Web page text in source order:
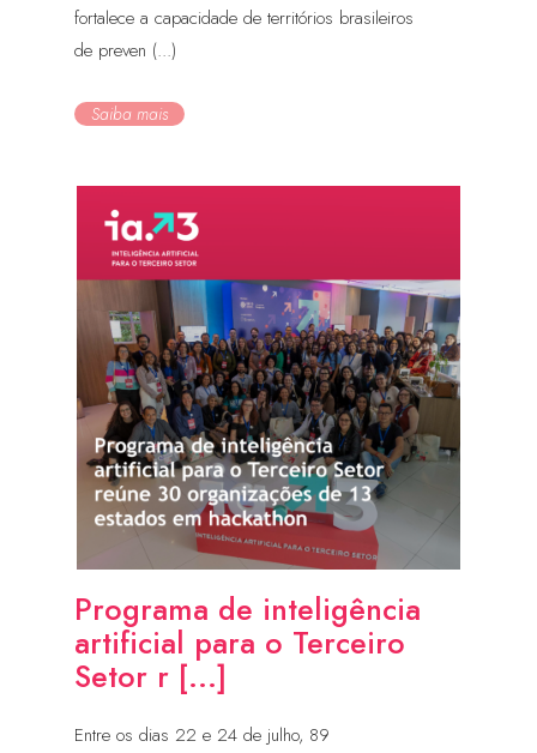
fortalece a capacidade de territórios brasileiros
de preven (...)
Saiba mais
Programa de inteligência
artificial para o Terceiro
Setor r [...]
Entre os dias 22 e 24 de julho, 89